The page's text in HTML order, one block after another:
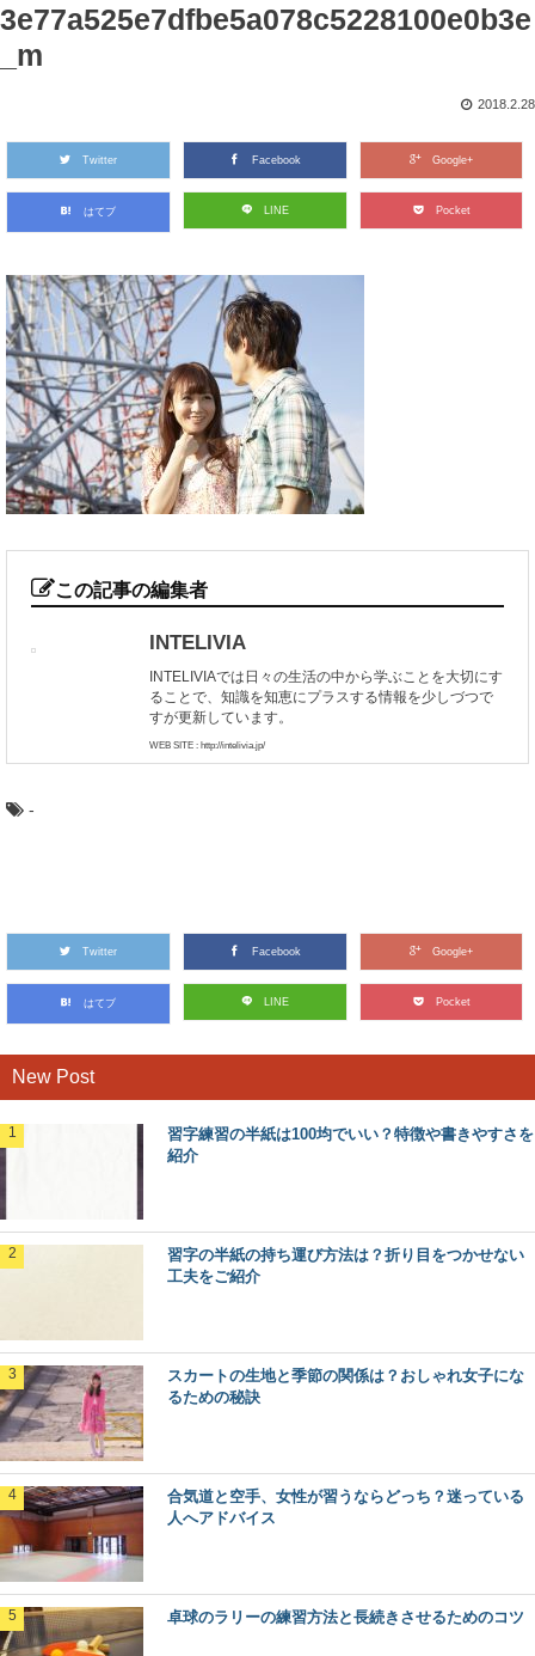
3e77a525e7dfbe5a078c5228100e0b3e
_m
2018.2.28
Twitter Facebook Google+
はてブ LINE Pocket
この記事の編集者
INTELIVIA
INTELIVIAでは日々の生活の中から学ぶことを大切にす
ることで、知識を知恵にプラスする情報を少しづつで
すが更新しています。
WEB SITE : http://intelivia.jp/
-
Twitter Facebook Google+
はてブ LINE Pocket
New Post
習字練習の半紙は100均でいい？特徴や書きやすさを
紹介
習字の半紙の持ち運び方法は？折り目をつかせない
工夫をご紹介
スカートの生地と季節の関係は？おしゃれ女子にな
るための秘訣
合気道と空手、女性が習うならどっち？迷っている
人へアドバイス
卓球のラリーの練習方法と長続きさせるためのコツ